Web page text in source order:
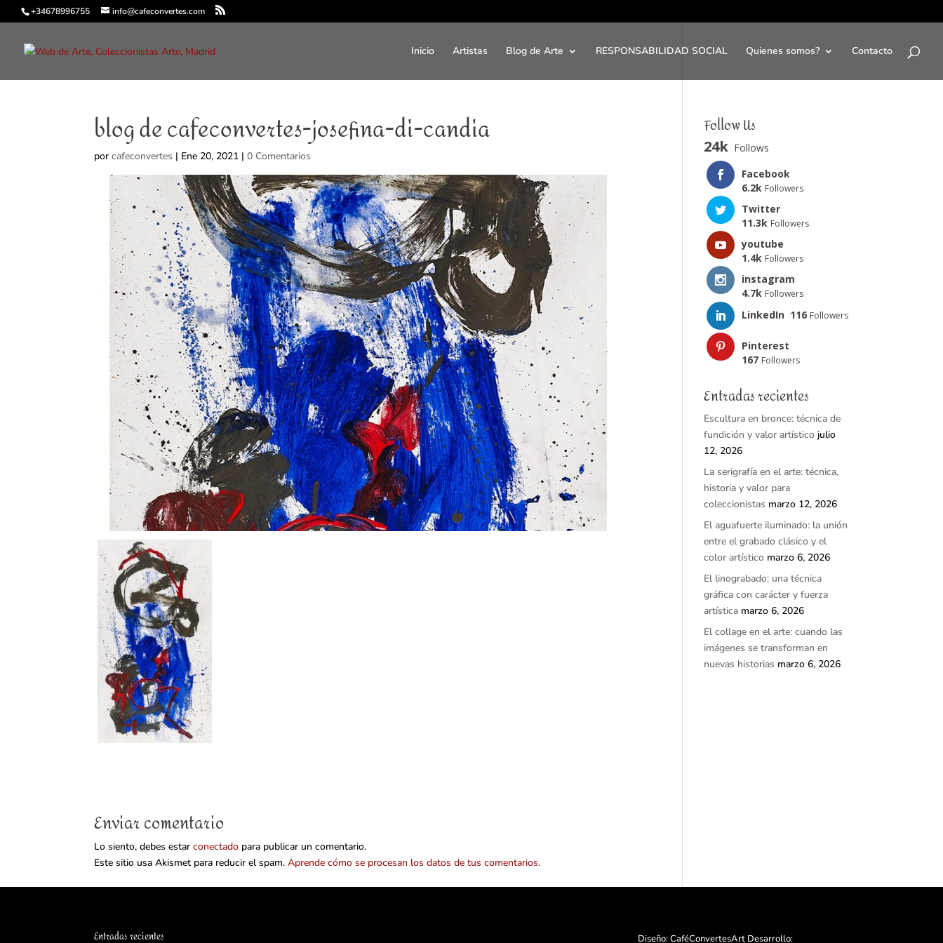
+34678996755 info@cafeconvertes.com
Inicio Artistas Blog de Arte RESPONSABILIDAD SOCIAL Quienes somos? Contacto
blog de cafeconvertes-josefina-di-candia
porcafeconvertes | Ene 20, 2021 |0 Comentarios
Enviar comentario
Lo siento, debes estarconectado para publicar un comentario.
Este sitio usa Akismet para reducir el spam.Aprende cómo se procesan los datos de tus comentarios.
Follow Us
24k Follows
Facebook
6.2k Followers
Twitter
11.3k Followers
youtube
1.4k Followers
instagram
4.7k Followers
LinkedIn 116 Followers
Pinterest
167 Followers
Entradas recientes
Escultura en bronce: técnica de
fundición y valor artístico julio
12, 2026
La serigrafía en el arte: técnica,
historia y valor para
coleccionistas marzo 12, 2026
El aguafuerte iluminado: la unión
entre el grabado clásico y el
color artístico marzo 6, 2026
El linograbado: una técnica
gráfica con carácter y fuerza
artística marzo 6, 2026
El collage en el arte: cuando las
imágenes se transforman en
nuevas historias marzo 6, 2026
Entradas recientes Diseño: CaféConvertesArt Desarrollo: